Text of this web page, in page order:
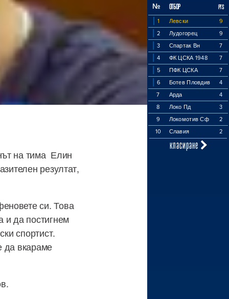
№ ОТБОР PTS
1 Левски
9
2
Лудогорец
9
3
Спартак Вн
7
4
ФК ЦСКА 1948
7
5
ПФК ЦСКА
7
6
Ботев Пловдив
4
7
Арда
4
8
Локо Пд
3
9
Локомотив Сф
2
10
Славия 2
класиране
на тима Елин
резултат,
си. Това
и да постигнем
спортист.
да вкараме